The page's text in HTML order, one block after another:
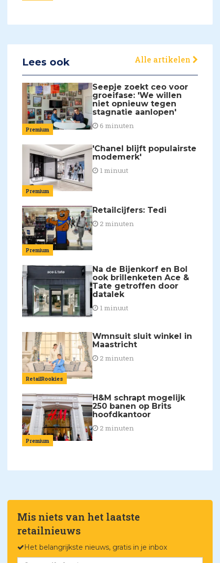
Lees ook Alle artikelen
Premium
Seepje zoekt ceo voor
groeifase: 'We willen
niet opnieuw tegen
stagnatie aanlopen'
6 minuten
Premium
'Chanel blijft populairste
modemerk'
1 minuut
Premium
Retailcijfers: Tedi
2 minuten
Na de Bijenkorf en Bol
ook brillenketen Ace &
Tate getroffen door
datalek
1 minuut
RetailRookies
Wmnsuit sluit winkel in
Maastricht
2 minuten
Premium
H&M schrapt mogelijk
250 banen op Brits
hoofdkantoor
2 minuten
Mis niets van het laatste
retailnieuws
Het belangrijkste nieuws, gratis in je inbox